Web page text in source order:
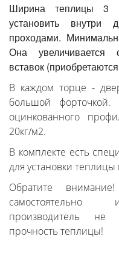
Ширина теплицы 3
установить внутри
проходами.
Она увеличивается
вставок
В каждом торце -
большой форточкой.
оцинкованного
20кг/м2.
В комплекте есть
для установки теплицы
Обратите
самостоятельно
производитель не
прочность теплицы!